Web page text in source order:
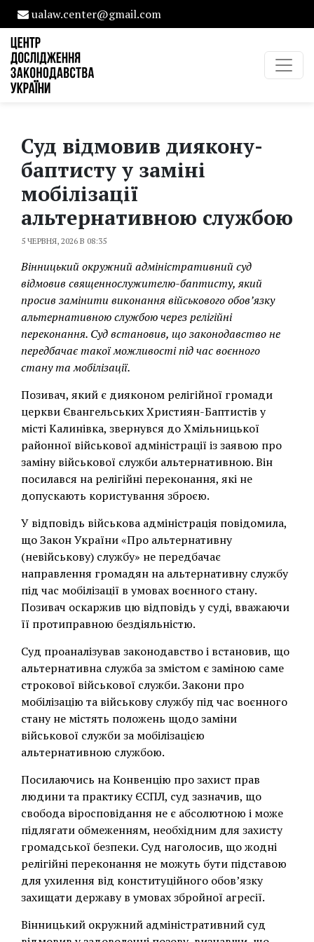
ualaw.center@gmail.com
Суд відмовив диякону-
баптисту у заміні
мобілізації
альтернативною службою
5 ЧЕРВНЯ, 2026 В 08:35
Вінницький окружний адміністративний суд
відмовив священнослужителю-баптисту, який
просив замінити виконання військового обов’язку
альтернативною службою через релігійні
переконання. Суд встановив, що законодавство не
передбачає такої можливості під час воєнного
стану та мобілізації.
Позивач, який є дияконом релігійної громади
церкви Євангельських Християн-Баптистів у
місті Калинівка, звернувся до Хмільницької
районної військової адміністрації із заявою про
заміну військової служби альтернативною. Він
посилався на релігійні переконання, які не
допускають користування зброєю.
У відповідь військова адміністрація повідомила,
що Закон України «Про альтернативну
(невійськову) службу» не передбачає
направлення громадян на альтернативну службу
під час мобілізації в умовах воєнного стану.
Позивач оскаржив цю відповідь у суді, вважаючи
її протиправною бездіяльністю.
Суд проаналізував законодавство і встановив, що
альтернативна служба за змістом є заміною саме
строкової військової служби. Закони про
мобілізацію та військову службу під час воєнного
стану не містять положень щодо заміни
військової служби за мобілізацією
альтернативною службою.
Посилаючись на Конвенцію про захист прав
людини та практику ЄСПЛ, суд зазначив, що
свобода віросповідання не є абсолютною і може
підлягати обмеженням, необхідним для захисту
громадської безпеки. Суд наголосив, що жодні
релігійні переконання не можуть бути підставою
для ухилення від конституційного обов’язку
захищати державу в умовах збройної агресії.
Вінницький окружний адміністративний суд